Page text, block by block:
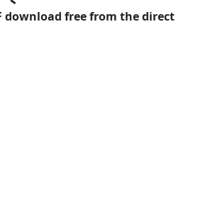
PDF download free from the direct